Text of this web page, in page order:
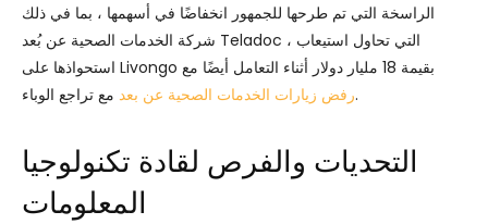
الراسخة التي تم طرحها للجمهور انخفاضًا في أسهمها ، بما في ذلك
شركة الخدمات الصحية عن بُعد Teladoc ، التي تحاول استيعاب
استحواذها على Livongo بقيمة 18 مليار دولار أثناء التعامل أيضًا مع
رفض زيارات الخدمات الصحية عن بعدمع تراجع الوباء.
التحديات والفرص لقادة تكنولوجيا
المعلومات